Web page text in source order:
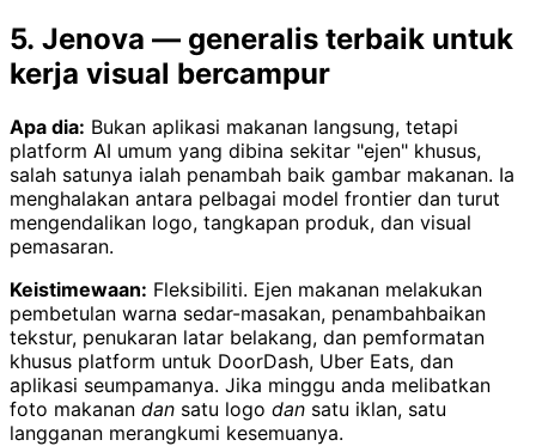
5. Jenova — generalis terbaik untuk
kerja visual bercampur
Apa dia: Bukan aplikasi makanan langsung, tetapi
platform AI umum yang dibina sekitar "ejen" khusus,
salah satunya ialah penambah baik gambar makanan. Ia
menghalakan antara pelbagai model frontier dan turut
mengendalikan logo, tangkapan produk, dan visual
pemasaran.
Keistimewaan: Fleksibiliti. Ejen makanan melakukan
pembetulan warna sedar-masakan, penambahbaikan
tekstur, penukaran latar belakang, dan pemformatan
khusus platform untuk DoorDash, Uber Eats, dan
aplikasi seumpamanya. Jika minggu anda melibatkan
foto makanan dan satu logo dan satu iklan, satu
langganan merangkumi kesemuanya.